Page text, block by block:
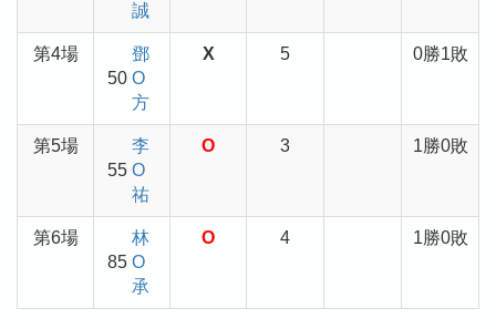
誠
第4場
50
鄧
O
方
X 5 0勝1敗
第5場
55
李
O
祐
O 3 1勝0敗
第6場
85
林
O
承
O 4 1勝0敗